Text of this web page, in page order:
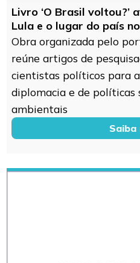
Livro ‘O Brasil voltou?’
Lula e o lugar do país
Obra organizada pelo
reúne artigos de
cientistas políticos para
diplomacia e de políticas
ambientais
Saiba